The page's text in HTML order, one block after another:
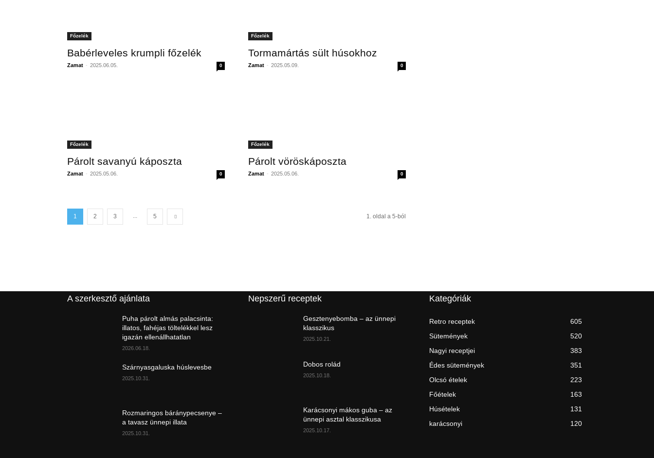
Főzelék
Babérleveles krumpli főzelék
Zamat - 2025.06.05. 0
Főzelék
Tormamártás sült húsokhoz
Zamat - 2025.05.09. 0
Főzelék
Párolt savanyú káposzta
Zamat - 2025.05.06. 0
Főzelék
Párolt vöröskáposzta
Zamat - 2025.05.06. 0
1 2 3 ... 5 1. oldal a 5-ból
A szerkesztő ajánlata
Puha párolt almás palacsinta:
illatos, fahéjas töltelékkel lesz
igazán ellenállhatatlan
2026.06.18.
Szárnyasgaluska húslevesbe
2025.10.31.
Rozmaringos báránypecsenye –
a tavasz ünnepi illata
2025.10.31.
Nepszerű receptek
Gesztenyebomba – az ünnepi
klasszikus
2025.10.21.
Dobos rolád
2025.10.18.
Karácsonyi mákos guba – az
ünnepi asztal klasszikusa
2025.10.17.
Kategóriák
Retro receptek
605
Sütemények
520
Nagyi receptjei
383
Édes sütemények
351
Olcsó ételek
223
Főételek
163
Húsételek
131
karácsonyi
120